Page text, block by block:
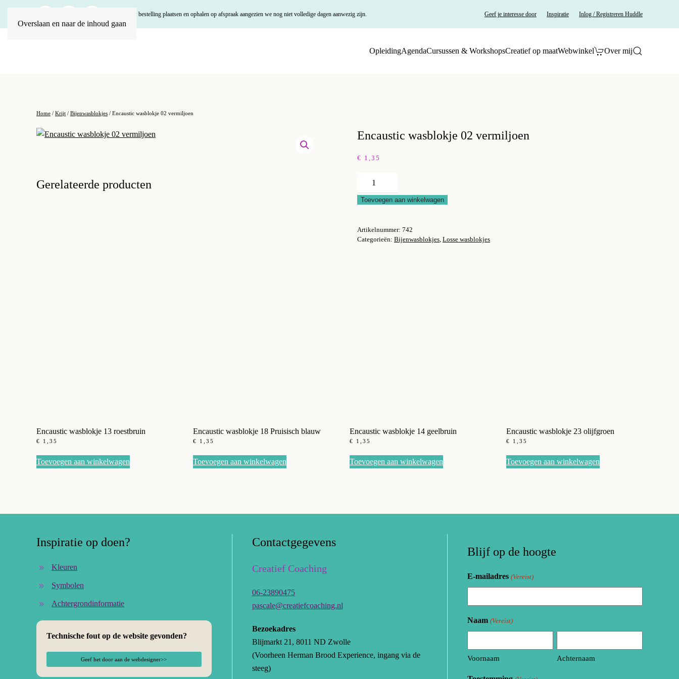
Overslaan en naar de inhoud gaan
U kunt uw bestelling plaatsen en ophalen op afspraak aangezien we nog niet volledige dagen aanwezig zijn. Geef je interesse door Inspiratie Inlog / Registreren Huddle
OpleidingAgendaCursussen & WorkshopsCreatief op maatWebwinkel Over mij
Home / Krijt / Bijenwasblokjes / Encaustic wasblokje 02 vermiljoen
Encaustic wasblokje 02 vermiljoen
€ 1,35
Encaustic
wasblokje
02
aantal
Toevoegen aan winkelwagen
Artikelnummer: 742
Categorieën: Bijenwasblokjes, Losse wasblokjes
Gerelateerde producten
Encaustic wasblokje 13 roestbruin
€ 1,35
Toevoegen aan winkelwagen
Encaustic wasblokje 18 Pruisisch blauw
€ 1,35
Toevoegen aan winkelwagen
Encaustic wasblokje 14 geelbruin
€ 1,35
Toevoegen aan winkelwagen
Encaustic wasblokje 23 olijfgroen
€ 1,35
Toevoegen aan winkelwagen
Inspiratie op doen?
Kleuren
Symbolen
Achtergrondinformatie
Technische fout op de website gevonden?
Geef het door aan de webdesigner>>
Contactgegevens
Creatief Coaching
06-23890475
pascale@creatiefcoaching.nl
Bezoekadres
Blijmarkt 21, 8011 ND Zwolle
(Voorheen Herman Brood Experience, ingang via de
steeg)
Blijf op de hoogte
E-mailadres (Vereist)
Naam (Vereist)
Voornaam Achternaam